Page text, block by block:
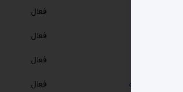
فعال
فعال
فعال
مشاهده
فعال